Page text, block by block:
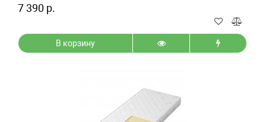
7 390 р.
В корзину